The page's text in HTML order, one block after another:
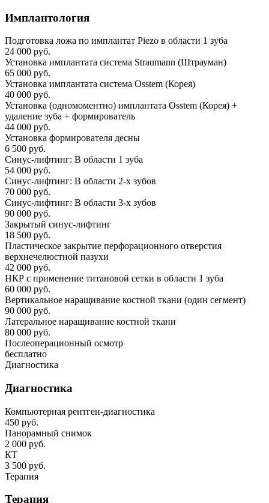
Имплантология
Подготовка ложа по имплантат Piezo в области 1 зуба
24 000 руб.
Установка имплантата система Straumann (Штрауман)
65 000 руб.
Установка имплантата система Osstem (Корея)
40 000 руб.
Установка (одномоментно) имплантата Osstem (Корея) +
удаление зуба + формирователь
44 000 руб.
Установка формирователя десны
6 500 руб.
Синус-лифтинг: В области 1 зуба
54 000 руб.
Синус-лифтинг: В области 2-х зубов
70 000 руб.
Синус-лифтинг: В области 3-х зубов
90 000 руб.
Закрытый синус-лифтинг
18 500 руб.
Пластическое закрытие перфорационного отверстия
верхнечелюстной пазухи
42 000 руб.
НКР с применение титановой сетки в области 1 зуба
60 000 руб.
Вертикальное наращивание костной ткани (один сегмент)
90 000 руб.
Латеральное наращивание костной ткани
80 000 руб.
Послеоперационный осмотр
бесплатно
Диагностика
Диагностика
Компьютерная рентген-диагностика
450 руб.
Панорамный снимок
2 000 руб.
КТ
3 500 руб.
Терапия
Терапия